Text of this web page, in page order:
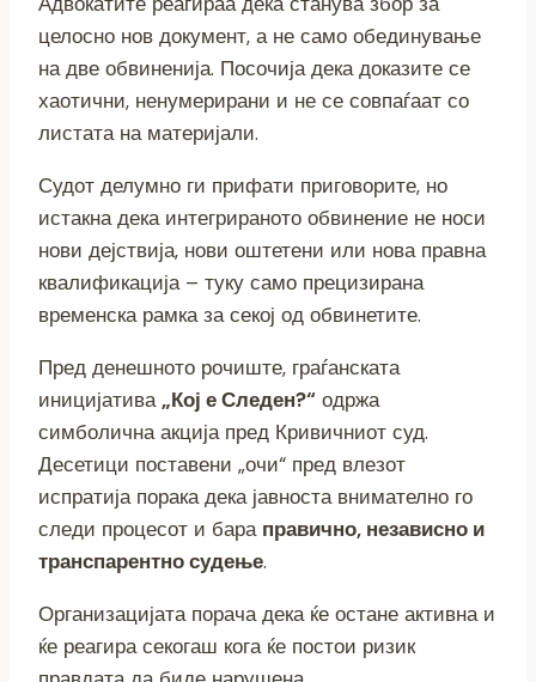
целосно нов документ, а не само обединување
на две обвиненија. Посочија дека доказите се
хаотични, ненумерирани и не се совпаѓаат со
листата на материјали.
Судот делумно ги прифати приговорите, но
истакна дека интегрираното обвинение не носи
нови дејствија, нови оштетени или нова правна
квалификација – туку само прецизирана
временска рамка за секој од обвинетите.
Пред денешното рочиште, граѓанската
иницијатива „Кој е Следен?“ одржа
симболична акција пред Кривичниот суд.
Десетици поставени „очи“ пред влезот
испратија порака дека јавноста внимателно го
следи процесот и бара правично, независно и
транспарентно судење.
Организацијата порача дека ќе остане активна и
ќе реагира секогаш кога ќе постои ризик